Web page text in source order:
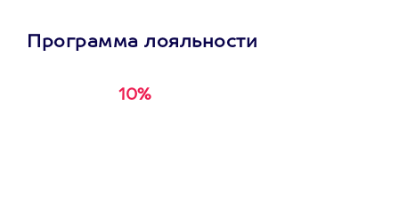
Программа лояльности
10%